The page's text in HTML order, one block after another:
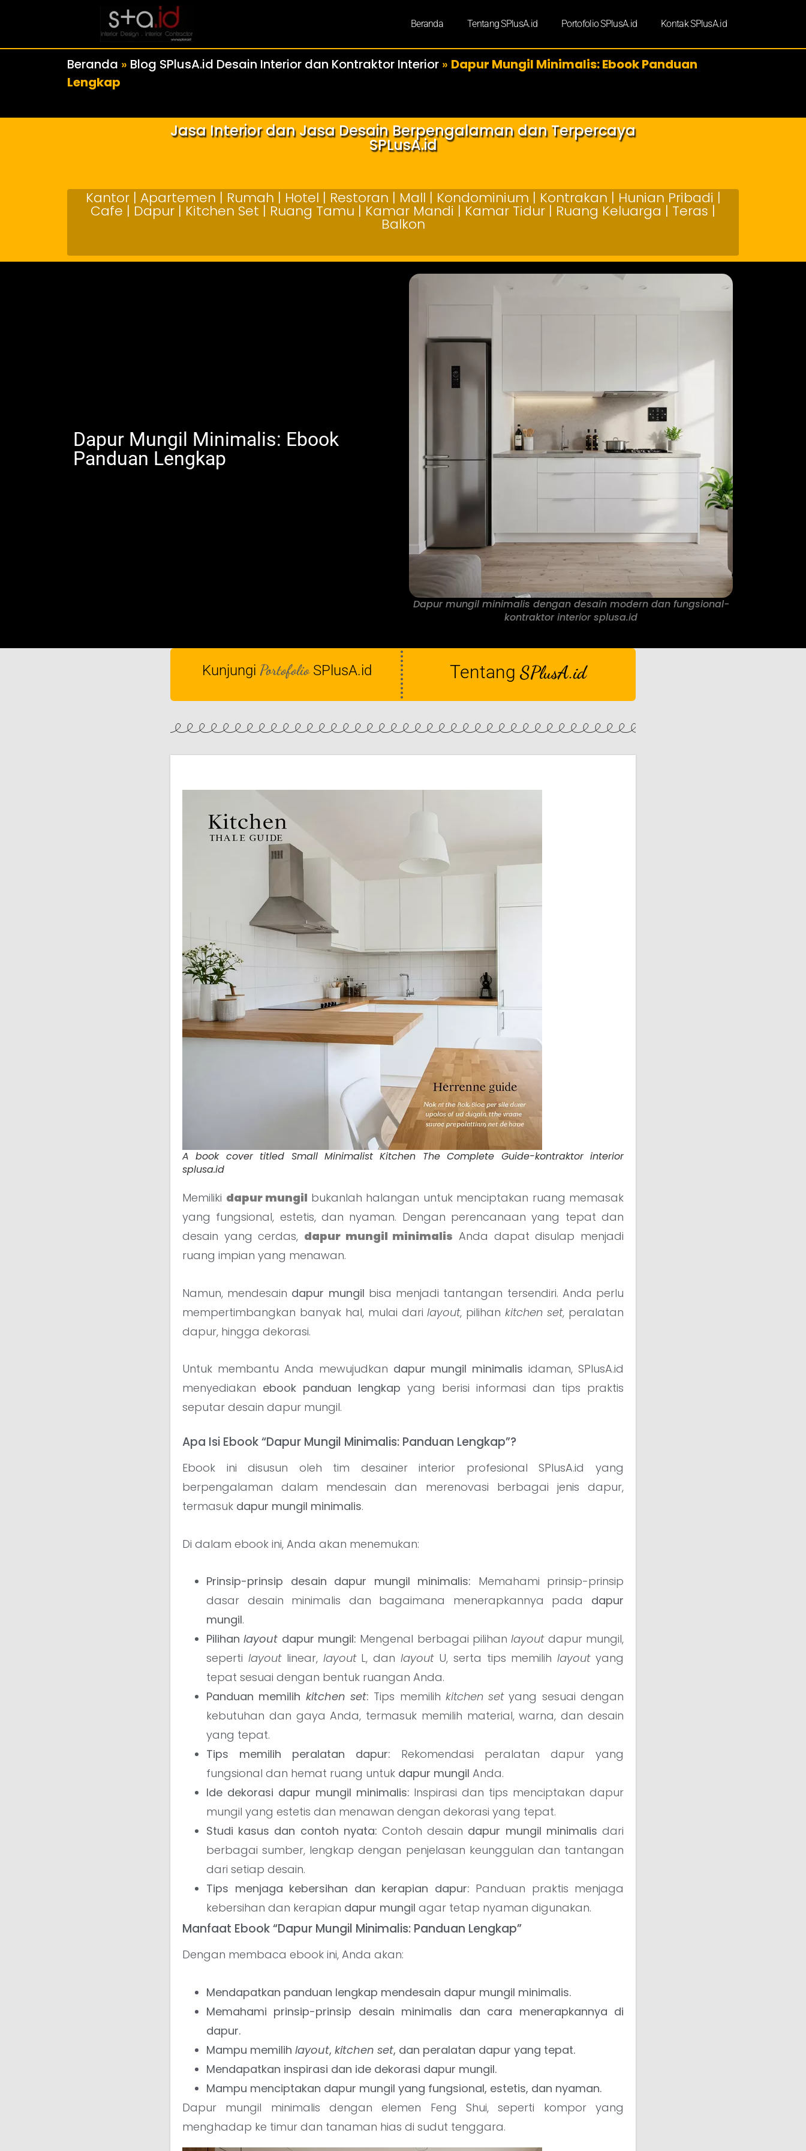
Beranda Tentang SPlusA.id Portofolio SPlusA.id Kontak SPlusA.id
Beranda » Blog SPlusA.id Desain Interior dan Kontraktor Interior » Dapur Mungil Minimalis: Ebook Panduan
Lengkap
Jasa Interior dan Jasa Desain Berpengalaman dan Terpercaya
SPLusA.id
Kantor | Apartemen | Rumah | Hotel | Restoran | Mall | Kondominium | Kontrakan | Hunian Pribadi |
Cafe | Dapur | Kitchen Set | Ruang Tamu | Kamar Mandi | Kamar Tidur | Ruang Keluarga | Teras |
Balkon
Dapur Mungil Minimalis: Ebook
Panduan Lengkap
Dapur mungil minimalis dengan desain modern dan fungsional-
kontraktor interior splusa.id
Kunjungi Portofolio SPlusA.id Tentang SPlusA.id
A book cover titled Small Minimalist Kitchen The Complete Guide-kontraktor interior
splusa.id
Memiliki dapur mungil bukanlah halangan untuk menciptakan ruang memasak
yang fungsional, estetis, dan nyaman. Dengan perencanaan yang tepat dan
desain yang cerdas, dapur mungil minimalis Anda dapat disulap menjadi
ruang impian yang menawan.
Namun, mendesain dapur mungil bisa menjadi tantangan tersendiri. Anda perlu
mempertimbangkan banyak hal, mulai darilayout, pilihankitchen set, peralatan
dapur, hingga dekorasi.
Untuk membantu Anda mewujudkan dapur mungil minimalis idaman, SPlusA.id
menyediakan ebook panduan lengkap yang berisi informasi dan tips praktis
seputar desain dapur mungil.
Apa Isi Ebook “Dapur Mungil Minimalis: Panduan Lengkap”?
Ebook ini disusun oleh tim desainer interior profesional SPlusA.id yang
berpengalaman dalam mendesain dan merenovasi berbagai jenis dapur,
termasuk dapur mungil minimalis.
Di dalam ebook ini, Anda akan menemukan:
Prinsip-prinsip desain dapur mungil minimalis: Memahami prinsip-prinsip
dasar desain minimalis dan bagaimana menerapkannya pada dapur
mungil.
Pilihanlayout dapur mungil: Mengenal berbagai pilihanlayoutdapur mungil,
seperti layoutlinear, layoutL, danlayoutU, serta tips memilihlayoutyang
tepat sesuai dengan bentuk ruangan Anda.
Panduan memilih kitchen set: Tips memilih kitchen setyang sesuai dengan
kebutuhan dan gaya Anda, termasuk memilih material, warna, dan desain
yang tepat.
Tips memilih peralatan dapur: Rekomendasi peralatan dapur yang
fungsional dan hemat ruang untuk dapur mungil Anda.
Ide dekorasi dapur mungil minimalis: Inspirasi dan tips menciptakan dapur
mungil yang estetis dan menawan dengan dekorasi yang tepat.
Studi kasus dan contoh nyata: Contoh desain dapur mungil minimalis dari
berbagai sumber, lengkap dengan penjelasan keunggulan dan tantangan
dari setiap desain.
Tips menjaga kebersihan dan kerapian dapur: Panduan praktis menjaga
kebersihan dan kerapian dapur mungil agar tetap nyaman digunakan.
Manfaat Ebook “Dapur Mungil Minimalis: Panduan Lengkap”
Dengan membaca ebook ini, Anda akan:
Mendapatkan panduan lengkap mendesain dapur mungil minimalis.
Memahami prinsip-prinsip desain minimalis dan cara menerapkannya di
dapur.
Mampu memilih layout, kitchen set, dan peralatan dapur yang tepat.
Mendapatkan inspirasi dan ide dekorasi dapur mungil.
Mampu menciptakan dapur mungil yang fungsional, estetis, dan nyaman.
Dapur mungil minimalis dengan elemen Feng Shui, seperti kompor yang
menghadap ke timur dan tanaman hias di sudut tenggara.